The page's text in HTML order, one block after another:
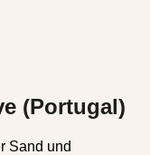
(Portugal)
Sand und